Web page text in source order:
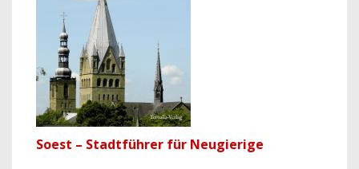
Soest – Stadtführer für Neugierige